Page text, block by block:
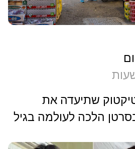
שתיעדה את
הלכה לעולמה בגיל